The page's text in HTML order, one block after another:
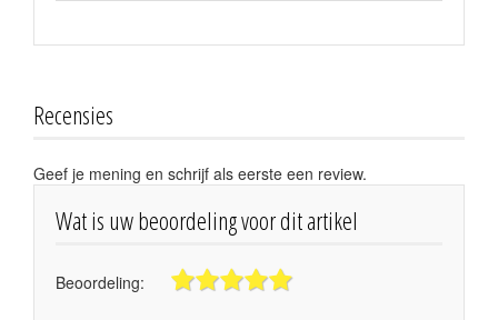
Recensies
Geef je mening en schrijf als eerste een review.
Wat is uw beoordeling voor dit artikel
Beoordeling: